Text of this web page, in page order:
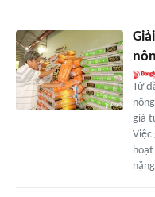
Từ
giá
Việc